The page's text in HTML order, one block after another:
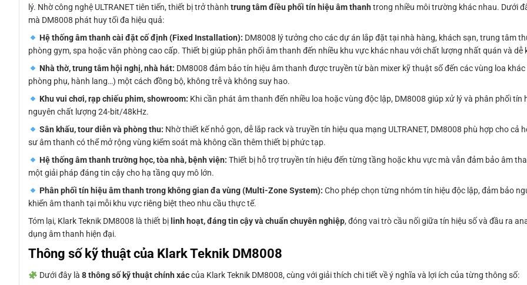
lý. Nhờ công nghệ ULTRANET tiên tiến, thiết bị trở thành trung tâm điều phối tín hiệu âm thanh trong nhiều môi trường khác nhau. Dưới
mà DM8008 phát huy tối đa hiệu quả:
Hệ thống âm thanh cài đặt cố định (Fixed Installation): DM8008 lý tưởng cho các dự án lắp đặt tại nhà hàng, khách sạn, trung tâm
phòng gym, spa hoặc văn phòng cao cấp. Thiết bị giúp phân phối âm thanh đến nhiều khu vực khác nhau với chất lượng nhất quán và dễ
Nhà thờ, trung tâm hội nghị, nhà hát: DM8008 đảm bảo tín hiệu âm thanh được truyền từ bàn mixer kỹ thuật số đến các vùng loa
phòng phụ, hành lang…) một cách đồng bộ, không trễ và không suy hao.
Khu vui chơi, rạp chiếu phim, showroom: Khi cần phát âm thanh đến nhiều loa hoặc vùng độc lập, DM8008 giúp xử lý và phân phối tín
nguyên chất lượng 24-bit/48kHz.
Sân khấu, tour diễn và phòng thu: Nhờ thiết kế nhỏ gọn, dễ lắp rack và truyền tín hiệu qua mạng ULTRANET, DM8008 phù hợp cho cả
sư âm thanh có thể mở rộng vùng kiểm soát mà không cần thêm thiết bị phức tạp.
Hệ thống âm thanh trường học, tòa nhà, bệnh viện: Thiết bị hỗ trợ truyền tín hiệu đến từng tầng hoặc khu vực mà vẫn đảm bảo âm
một giải pháp đáng tin cậy cho hạ tầng quy mô lớn.
Phân phối tín hiệu âm thanh trong không gian đa vùng (Multi-Zone System): Cho phép chọn từng nhóm tín hiệu độc lập, đảm bảo
khiển âm thanh tại mỗi khu vực riêng biệt theo nhu cầu thực tế.
Tóm lại, Klark Teknik DM8008 là thiết bị linh hoạt, đáng tin cậy và chuẩn chuyên nghiệp, đóng vai trò cầu nối giữa tín hiệu số và đầu ra
dụng âm thanh hiện đại.
Thông số kỹ thuật của Klark Teknik DM8008
Dưới đây là 8 thông số kỹ thuật chính xáccủa Klark Teknik DM8008, cùng với giải thích chi tiết về ý nghĩa và lợi ích của từng thông số: